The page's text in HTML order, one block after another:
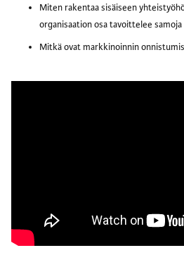
Miten rakentaa sisäiseen
organisaation osa tavoittelee samoja
Mitkä ovat markkinoinnin